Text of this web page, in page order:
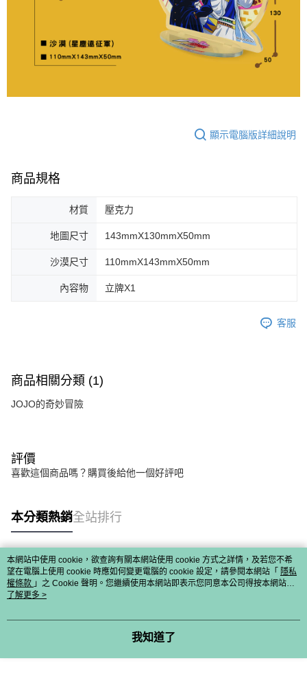
顯示電腦版詳細說明
商品規格
材質 壓克力
地圖尺寸 143mmX130mmX50mm
沙漠尺寸 110mmX143mmX50mm
內容物 立牌X1
客服
商品相關分類 (1)
JOJO的奇妙冒險
評價
喜歡這個商品嗎？購買後給他一個好評吧
本分類熱銷全站排行
熱門標籤
本網站中使用 cookie，欲查詢有關本網站使用 cookie 方式之詳情，及若您不希
望在電腦上使用 cookie 時應如何變更電腦的 cookie 設定，請參閱本網站「 隱私
權條款 」之 Cookie 聲明。您繼續使用本網站即表示您同意本公司得按本網站使
用條款之 Cookie 聲明使用 cookie。
了解更多 >
我知道了